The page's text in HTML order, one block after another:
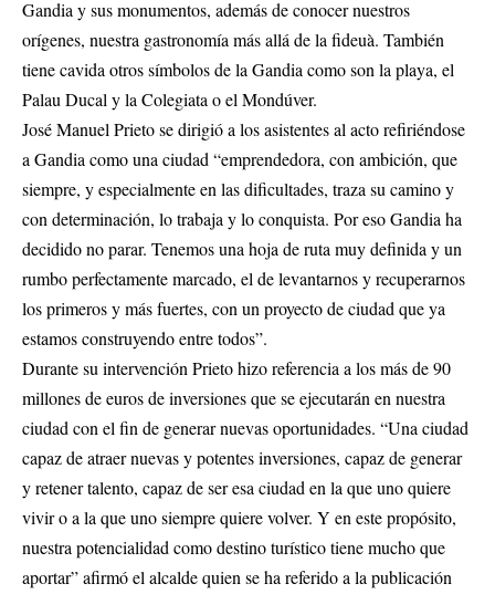
Gandia y sus monumentos, además de conocer nuestros
orígenes, nuestra gastronomía más allá de la fideuà. También
tiene cavida otros símbolos de la Gandia como son la playa, el
Palau Ducal y la Colegiata o el Mondúver.
José Manuel Prieto se dirigió a los asistentes al acto refiriéndose
a Gandia como una ciudad “emprendedora, con ambición, que
siempre, y especialmente en las dificultades, traza su camino y
con determinación, lo trabaja y lo conquista. Por eso Gandia ha
decidido no parar. Tenemos una hoja de ruta muy definida y un
rumbo perfectamente marcado, el de levantarnos y recuperarnos
los primeros y más fuertes, con un proyecto de ciudad que ya
estamos construyendo entre todos”.
Durante su intervención Prieto hizo referencia a los más de 90
millones de euros de inversiones que se ejecutarán en nuestra
ciudad con el fin de generar nuevas oportunidades. “Una ciudad
capaz de atraer nuevas y potentes inversiones, capaz de generar
y retener talento, capaz de ser esa ciudad en la que uno quiere
vivir o a la que uno siempre quiere volver. Y en este propósito,
nuestra potencialidad como destino turístico tiene mucho que
aportar” afirmó el alcalde quien se ha referido a la publicación